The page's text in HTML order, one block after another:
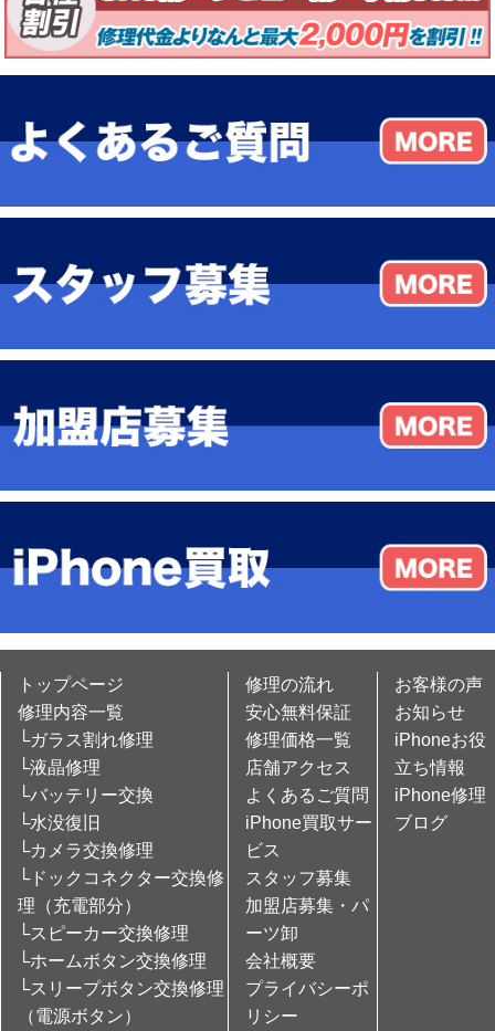
トップページ
修理内容一覧
└ガラス割れ修理
└液晶修理
└バッテリー交換
└水没復旧
└カメラ交換修理
└ドックコネクター交換修
理（充電部分）
└スピーカー交換修理
└ホームボタン交換修理
└スリープボタン交換修理
（電源ボタン）
修理の流れ
安心無料保証
修理価格一覧
店舗アクセス
よくあるご質問
iPhone買取サー
ビス
スタッフ募集
加盟店募集・パ
ーツ卸
会社概要
プライバシーポ
リシー
お客様の声
お知らせ
iPhoneお役
立ち情報
iPhone修理
ブログ